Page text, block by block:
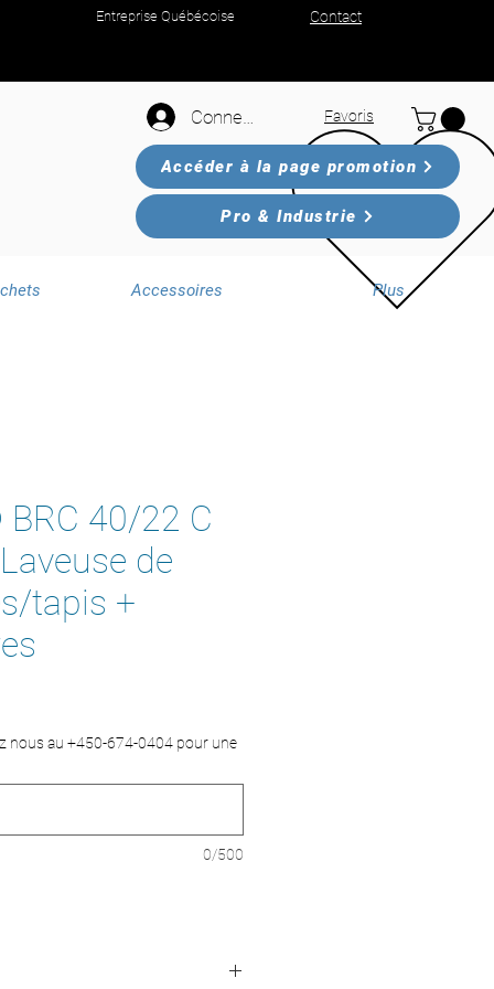
Entreprise Québécoise Contact
Connexion Favoris
Accéder à la page promotion
Pro & Industrie
Accessoires Plus
40/22 C
de
tapis +
nous au +450-674-0404 pour une
0/500